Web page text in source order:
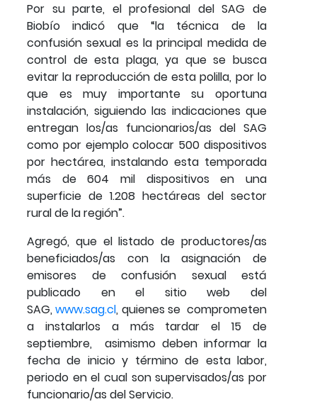
Por su parte, el profesional del SAG de
Biobío indicó que “la técnica de la
confusión sexual es la principal medida de
control de esta plaga, ya que se busca
evitar la reproducción de esta polilla, por lo
que es muy importante su oportuna
instalación, siguiendo las indicaciones que
entregan los/as funcionarios/as del SAG
como por ejemplo colocar 500 dispositivos
por hectárea, instalando esta temporada
más de 604 mil dispositivos en una
superficie de 1.208 hectáreas del sector
rural de la región”.
Agregó, que el listado de productores/as
beneficiados/as con la asignación de
emisores de confusión sexual está
publicado en el sitio web del
SAG,www.sag.cl, quienes se comprometen
a instalarlos a más tardar el 15 de
septiembre, asimismo deben informar la
fecha de inicio y término de esta labor,
periodo en el cual son supervisados/as por
funcionario/as del Servicio.